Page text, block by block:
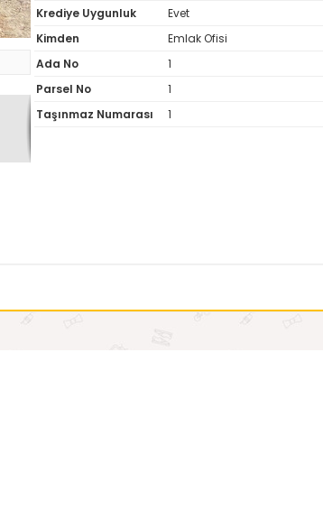
Krediye Uygunluk
Evet
Kimden
Emlak Ofisi
Ada No
1
Parsel No
1
Taşınmaz Numarası
1